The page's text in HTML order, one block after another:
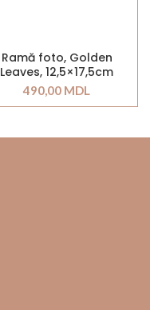
Ramă foto, Golden
Leaves, 12,5×17,5cm
490,00 MDL